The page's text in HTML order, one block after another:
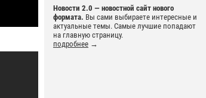
Новости 2.0 — новостной сайт нового
формата. Вы сами выбираете интересные и
актуальные темы. Самые лучшие попадают
на главную страницу.
подробнее →